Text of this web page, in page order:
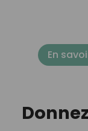
En